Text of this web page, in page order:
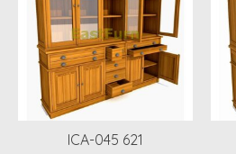
ICA-045 621